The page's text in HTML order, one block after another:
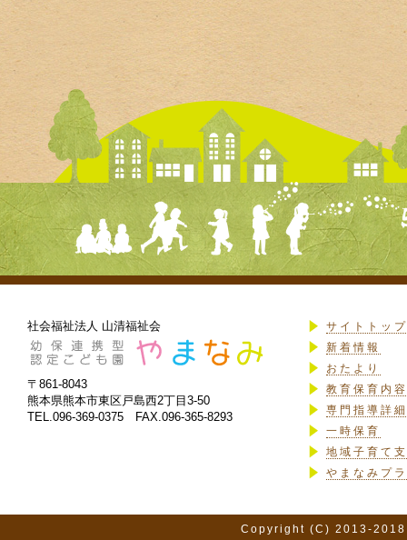
社会福祉法人 山清福祉会
〒861-8043
熊本県熊本市東区戸島西2丁目3-50
TEL.096-369-0375 FAX.096-365-8293
サイトトップ
新着情報
おたより
教育保育内
専門指導詳細
一時保育
地域子育て
やまなみプ
Copyright (C) 2013-